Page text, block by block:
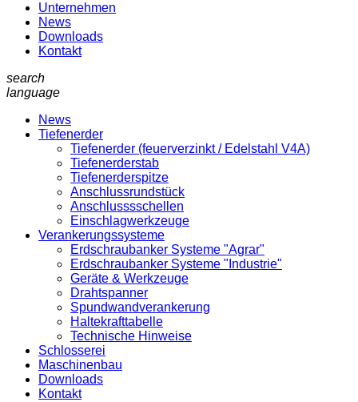
Unternehmen
News
Downloads
Kontakt
search
language
News
Tiefenerder
Tiefenerder (feuerverzinkt / Edelstahl V4A)
Tiefenerderstab
Tiefenerderspitze
Anschlussrundstück
Anschlusssschellen
Einschlagwerkzeuge
Verankerungssysteme
Erdschraubanker Systeme "Agrar"
Erdschraubanker Systeme "Industrie"
Geräte & Werkzeuge
Drahtspanner
Spundwandverankerung
Haltekrafttabelle
Technische Hinweise
Schlosserei
Maschinenbau
Downloads
Kontakt